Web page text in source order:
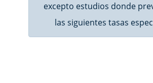
excepto estudios donde
las siguientes tasas